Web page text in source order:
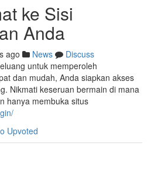
ke Sisi
Anda
ago News
Discuss
untuk memperoleh
dan mudah, Anda siapkan akses
Nikmati keseruan bermain di mana
hanya membuka situs
Upvoted